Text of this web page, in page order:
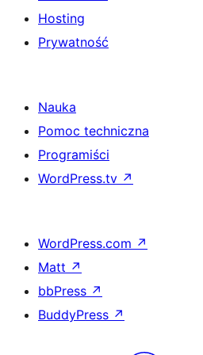
Hosting
Prywatność
Nauka
Pomoc techniczna
Programiści
WordPress.tv ↗
WordPress.com ↗
Matt ↗
bbPress ↗
BuddyPress ↗